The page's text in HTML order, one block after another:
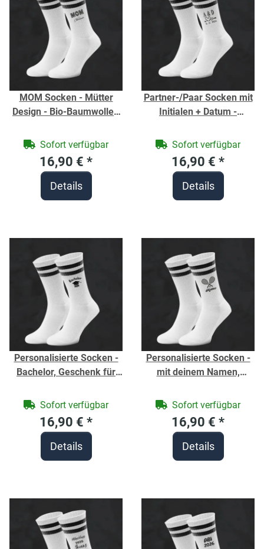
MOM Socken - Mütter
Design - Bio-Baumwolle -
Namen bedruckt -
oder Muttertag
Sofort verfügbar
16,90 € *
Details
Partner-/Paar Socken mit
Initialen + Datum -
personalisiert -
Socken/Hochzeitstag
Sofort verfügbar
16,90 € *
Details
Personalisierte Socken -
Bachelor, Geschenk für
Socken -
Baumwolle - Unisex
Sofort verfügbar
16,90 € *
Details
Personalisierte Socken -
mit deinem Namen,
Spieler - Weiße Sport
Bio-Baumwolle - Unisex
Sofort verfügbar
16,90 € *
Details